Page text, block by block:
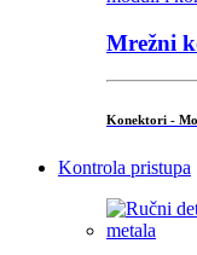
Mrežni
Konektori -
Kontrola pristupa